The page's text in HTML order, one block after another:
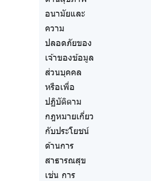
อนามัยและ
ความ
ปลอดภัยของ
เจ้าของข้อมูล
ส่วนบุคคล
หรือเพื่อ
ปฏิบัติตาม
กฎหมายเกี่ยว
กับประโยชน์
ด้านการ
สาธารณสุข
เช่น การ